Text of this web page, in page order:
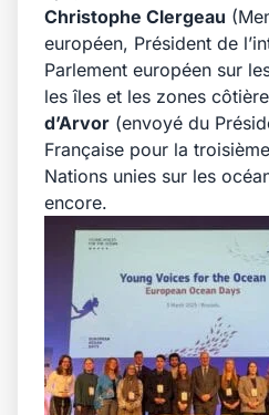
Christophe Clergeau
européen, Président de
Parlement européen sur
les îles et les zones
d’Arvor (envoyé du
Française pour la
Nations unies sur les
encore.